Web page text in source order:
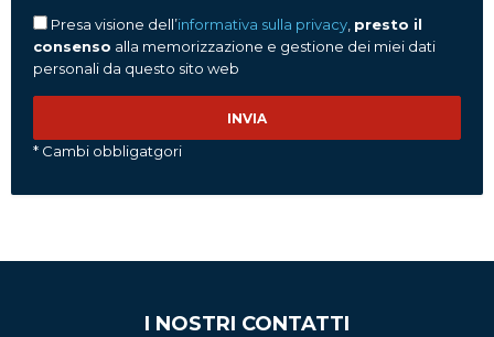
Presa visione dell’informativa sulla privacy presto il
consenso alla memorizzazione e gestione dei miei dati
personali da questo sito web
* Cambi obbligatgori
I NOSTRI CONTATTI